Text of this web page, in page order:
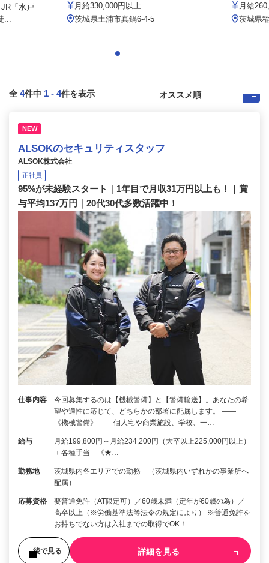
「水戸
月給330,000円以上
茨城県土浦市真鍋6-4-5
月給
茨城県
全 4件中 1 - 4件を表示
NEW
ALSOKのセキュリティスタッフ
ALSOK株式会社
正社員
95%が未経験スタート｜1年目で月収31万円以上も！｜賞
与平均137万円｜20代30代多数活躍中！
仕事内容
今回募集するのは【機械警備】と【警備輸送】。あなたの希
望や適性に応じて、どちらかの部署に配属します。 ――
《機械警備》―― 個人宅や商業施設、学校、一…
給与
月給199,800円～月給234,200円（大卒以上225,000円以上）
＋各種手当 《★…
勤務地
茨城県内各エリアでの勤務 （茨城県内いずれかの事業所へ
配属）
応募資格
要普通免許（AT限定可）／60歳未満（定年が60歳の為）／
高卒以上（※労働基準法等法令の規定により） ※普通免許を
お持ちでない方は入社までの取得でOK！
後で見る 詳細を見る